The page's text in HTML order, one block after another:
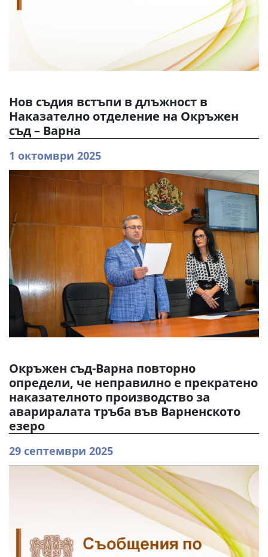
Нов съдия встъпи в длъжност в
Наказателно отделение на Окръжен
съд – Варна
1 октомври 2025
Окръжен съд-Варна повторно
определи, че неправилно е прекратено
наказателното производство за
авариралата тръба във Варненското
езеро
29 септември 2025